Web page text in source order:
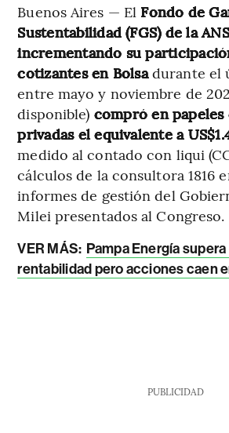
Buenos Aires — El Fondo de
Sustentabilidad (FGS) de la
incrementando su
cotizantes en Bolsadurante el
entre mayo y noviembre de
disponible) compró en papeles
privadas el equivalente a
medido al contado con liqui
cálculos de la consultora 1816
informes de gestión del
Milei presentados al Congreso.
VER MÁS: Pampa Energía
rentabilidad pero acciones caen
PUBLICIDAD